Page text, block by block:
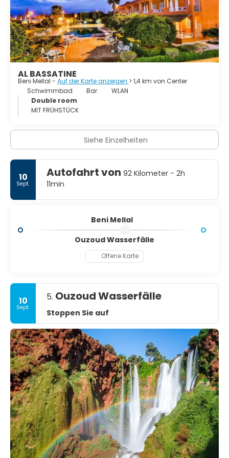
Die Stadt hat gute Verbindungen über die Straße nach
Casablanca im Osten und liegt auf der alten Route - jetzt
eine Nationalstraße - von Fes nach Marrakesch. Der
nationale Eisenbahn-Betreiber ONCF erweitert auch die
Eisenbahnstrecke von Casablanca nach (in der Nähe von)
Oued Zem zur Stadt.
AL BASSATINE
Beni Mellal - Auf der Karte anzeigen > 1,4 km von Center
Schwimmbad
Bar
WLAN
Double room
MIT FRÜHSTÜCK
Siehe Einzelheiten
10
Sept.
Autofahrt von 92 Kilometer - 2h
11min
Beni Mellal
Ouzoud Wasserfälle
Offene Karte
10
Sept.
5. Ouzoud Wasserfälle
Stoppen Sie auf